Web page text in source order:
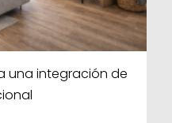
una integración de